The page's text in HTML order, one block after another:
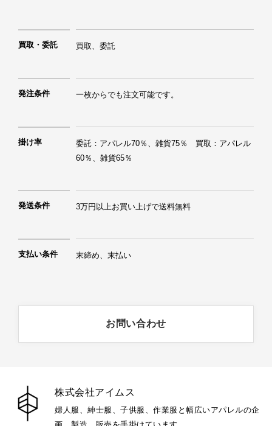
買取・委託 買取、委託
発注条件 一枚からでも注文可能です。
掛け率
委託：アパレル70％、雑貨75％　買取：アパレル
60％、雑貨65％
発送条件 3万円以上お買い上げで送料無料
支払い条件 末締め、末払い
お問い合わせ
株式会社アイムス
婦人服、紳士服、子供服、作業服と幅広いアパレルの企